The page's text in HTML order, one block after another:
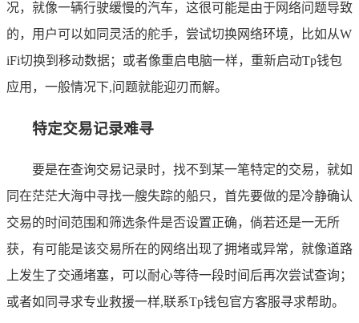
况，就像一辆行驶缓慢的汽车，这很可能是由于网络问题导致
的，用户可以如同灵活的舵手，尝试切换网络环境，比如从W
iFi切换到移动数据；或者像重启电脑一样，重新启动Tp钱包
应用，一般情况下,问题就能迎刃而解。
特定交易记录难寻
要是在查询交易记录时，找不到某一笔特定的交易，就如
同在茫茫大海中寻找一艘失踪的船只，首先要做的是冷静确认
交易的时间范围和筛选条件是否设置正确，倘若还是一无所
获，有可能是该交易所在的网络出现了拥堵或异常，就像道路
上发生了交通堵塞，可以耐心等待一段时间后再次尝试查询；
或者如同寻求专业救援一样,联系Tp钱包官方客服寻求帮助。